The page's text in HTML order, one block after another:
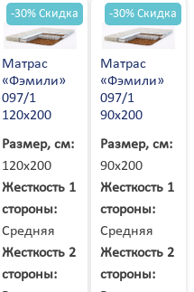
Матрас
«Фэмили»
097/1
120х200
Размер, см:
120х200
Жесткость 1
стороны:
Средняя
Жесткость 2
стороны:
-30% Скидка
Матрас
«Фэмили»
097/1
90х200
Размер, см:
90х200
Жесткость 1
стороны:
Средняя
Жесткость 2
стороны:
-30% Скидка